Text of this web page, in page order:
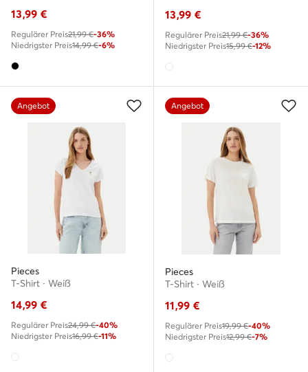
13,99 €
Regulärer Preis21,99 €-36%
Niedrigster Preis14,99 €-6%
13,99 €
Regulärer Preis21,99 €-36%
Niedrigster Preis15,99 €-12%
Angebot
Pieces
T-Shirt · Weiß
14,99 €
Regulärer Preis24,99 €-40%
Niedrigster Preis16,99 €-11%
Angebot
Pieces
T-Shirt · Weiß
11,99 €
Regulärer Preis19,99 €-40%
Niedrigster Preis12,99 €-7%